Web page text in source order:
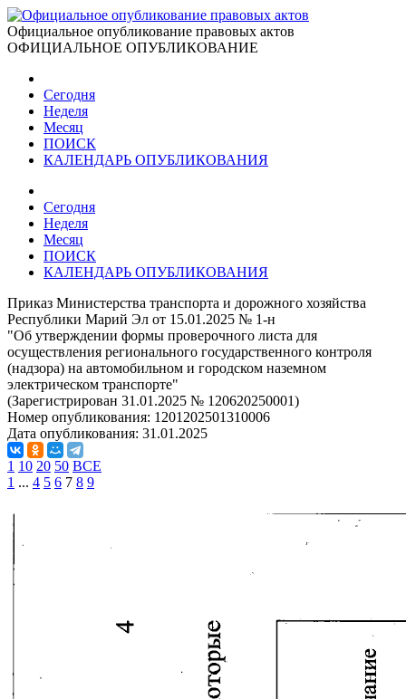
Официальное опубликование правовых актов
ОФИЦИАЛЬНОЕ ОПУБЛИКОВАНИЕ
Сегодня
Неделя
Месяц
ПОИСК
КАЛЕНДАРЬ ОПУБЛИКОВАНИЯ
Сегодня
Неделя
Месяц
ПОИСК
КАЛЕНДАРЬ ОПУБЛИКОВАНИЯ
Приказ Министерства транспорта и дорожного хозяйства
Республики Марий Эл от 15.01.2025 № 1-н
"Об утверждении формы проверочного листа для
осуществления регионального государственного контроля
(надзора) на автомобильном и городском наземном
электрическом транспорте"
(Зарегистрирован 31.01.2025 № 120620250001)
Номер опубликования: 1201202501310006
Дата опубликования: 31.01.2025
1 10 20 50 ВСЕ
1 ... 4 5 6 7 8 9